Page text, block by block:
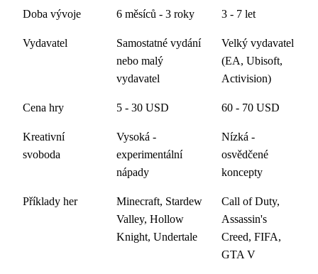
Doba vývoje 6 měsíců - 3 roky 3 - 7 let
Vydavatel
Samostatné vydání
nebo malý
vydavatel
Velký vydavatel
(EA, Ubisoft,
Activision)
Cena hry 5 - 30 USD 60 - 70 USD
Kreativní
svoboda
Vysoká -
experimentální
nápady
Nízká -
osvědčené
koncepty
Příklady her
Minecraft, Stardew
Valley, Hollow
Knight, Undertale
Call of Duty,
Assassin's
Creed, FIFA,
GTA V